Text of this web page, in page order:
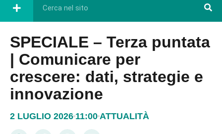
SPECIALE – Terza puntata
| Comunicare per
crescere: dati, strategie e
innovazione
2 LUGLIO 2026 11:00 ATTUALITÀ